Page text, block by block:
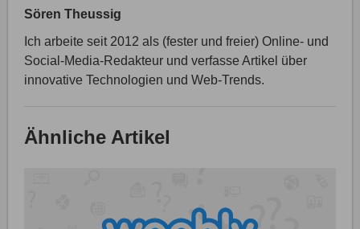
Sören Theussig
Ich arbeite seit 2012 als (fester und freier) Online- und
Social-Media-Redakteur und verfasse Artikel über
innovative Technologien und Web-Trends.
Ähnliche Artikel